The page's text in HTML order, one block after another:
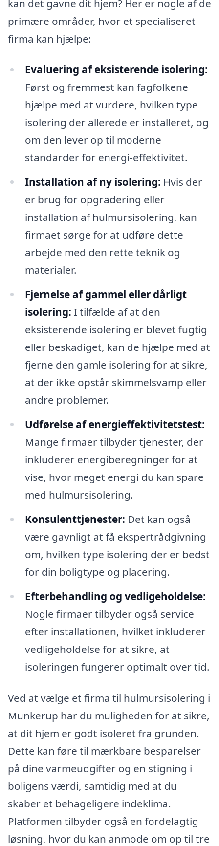
kan det gavne dit hjem? Her er nogle af de
primære områder, hvor et specialiseret
firma kan hjælpe:
Evaluering af eksisterende isolering:
Først og fremmest kan fagfolkene
hjælpe med at vurdere, hvilken type
isolering der allerede er installeret, og
om den lever op til moderne
standarder for energi-effektivitet.
Installation af ny isolering: Hvis der
er brug for opgradering eller
installation af hulmursisolering, kan
firmaet sørge for at udføre dette
arbejde med den rette teknik og
materialer.
Fjernelse af gammel eller dårligt
isolering: I tilfælde af at den
eksisterende isolering er blevet fugtig
eller beskadiget, kan de hjælpe med at
fjerne den gamle isolering for at sikre,
at der ikke opstår skimmelsvamp eller
andre problemer.
Udførelse af energieffektivitetstest:
Mange firmaer tilbyder tjenester, der
inkluderer energiberegninger for at
vise, hvor meget energi du kan spare
med hulmursisolering.
Konsulenttjenester: Det kan også
være gavnligt at få ekspertrådgivning
om, hvilken type isolering der er bedst
for din boligtype og placering.
Efterbehandling og vedligeholdelse:
Nogle firmaer tilbyder også service
efter installationen, hvilket inkluderer
vedligeholdelse for at sikre, at
isoleringen fungerer optimalt over tid.
Ved at vælge et firma til hulmursisolering i
Munkerup har du muligheden for at sikre,
at dit hjem er godt isoleret fra grunden.
Dette kan føre til mærkbare besparelser
på dine varmeudgifter og en stigning i
boligens værdi, samtidig med at du
skaber et behageligere indeklima.
Platformen tilbyder også en fordelagtig
løsning, hvor du kan anmode om op til tre